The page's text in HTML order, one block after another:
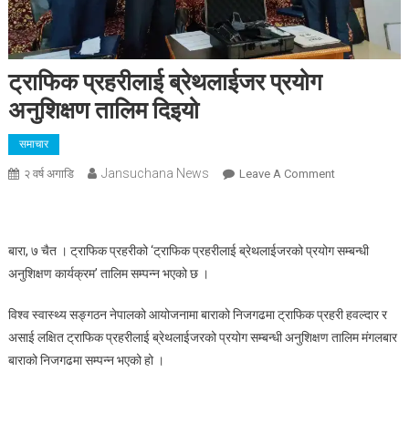
ट्राफिक प्रहरीलाई ब्रेथलाईजर प्रयोग
अनुशिक्षण तालिम दिइयो
समाचार
२ वर्ष अगाडि Jansuchana News Leave A CommentOn
प्रयोग
दिइयो
बारा, ७ चैत । ट्राफिक प्रहरीको ‘ट्राफिक प्रहरीलाई ब्रेथलाईजरको प्रयोग सम्बन्धी
अनुशिक्षण कार्यक्रम’ तालिम सम्पन्न भएको छ ।
विश्व स्वास्थ्य सङ्गठन नेपालको आयोजनामा बाराको निजगढमा ट्राफिक प्रहरी हवल्दार र
असाई लक्षित ट्राफिक प्रहरीलाई ब्रेथलाईजरको प्रयोग सम्बन्धी अनुशिक्षण तालिम मंगलबार
बाराको निजगढमा सम्पन्न भएको हो ।